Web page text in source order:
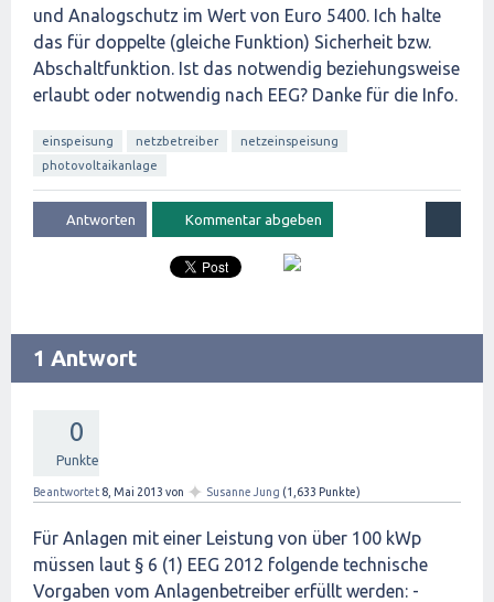
und Analogschutz im Wert von Euro 5400. Ich halte
das für doppelte (gleiche Funktion) Sicherheit bzw.
Abschaltfunktion. Ist das notwendig beziehungsweise
erlaubt oder notwendig nach EEG? Danke für die Info.
einspeisung netzbetreiber
netzeinspeisung
photovoltaikanlage
1 Antwort
0
Punkte
Beantwortet 8, Mai 2013 von ✦ Susanne Jung (1,633 Punkte)
Für Anlagen mit einer Leistung von über 100 kWp
müssen laut § 6 (1) EEG 2012 folgende technische
Vorgaben vom Anlagenbetreiber erfüllt werden: -